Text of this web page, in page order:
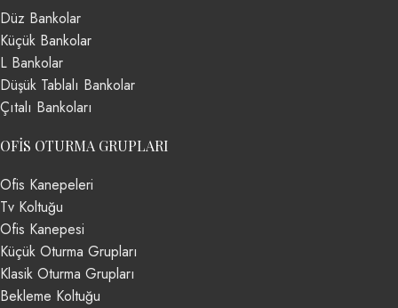
Düz Bankolar
Küçük Bankolar
L Bankolar
Düşük Tablalı Bankolar
Çıtalı Bankoları
OFIS OTURMA GRUPLARI
Ofis Kanepeleri
Tv Koltuğu
Ofis Kanepesi
Küçük Oturma Grupları
Klasik Oturma Grupları
Bekleme Koltuğu